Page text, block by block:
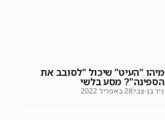
מיהו "העיט" שיכול "לסובב את
הספינה"? מסע בלשי
ניר בן-צבי 28 באפריל 2022